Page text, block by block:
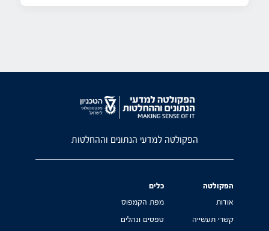
הפקולטה למדעי הנתונים וההחלטות
הפקולטה
אודות
קשרי תעשייה
כלים
מפת הקמפוס
טפסים ונהלים